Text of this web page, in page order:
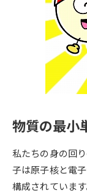
専門学校の資料請求
留学・進学関連、塾
大学入学共通テスト
配慮案内」の請求
幼稚園教員資格認定
高等学校（情報）教
試験
物質の最小
私たちの身の回
子は原子核と電
構成されていま